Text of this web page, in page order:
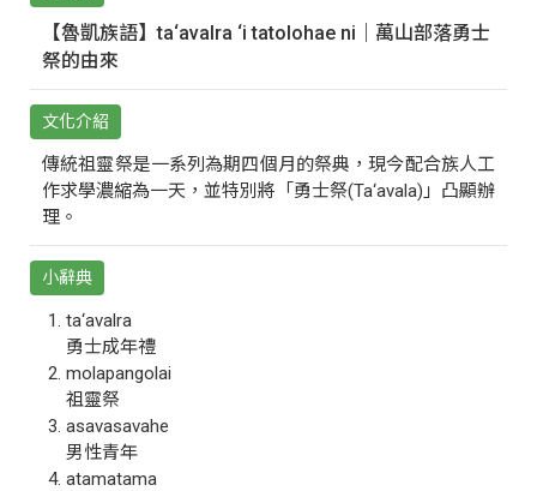
【魯凱族語】ta‘avalra ‘i tatolohae ni｜萬山部落勇士
祭的由來
文化介紹
傳統祖靈祭是一系列為期四個月的祭典，現今配合族人工
作求學濃縮為一天，並特別將「勇士祭(Ta‘avala)」凸顯辦
理。
小辭典
ta‘avalra
勇士成年禮
molapangolai
祖靈祭
asavasavahe
男性青年
atamatama